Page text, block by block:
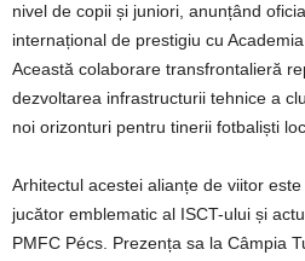
nivel de copii și juniori, anunțând
internațional de prestigiu cu
Această colaborare transfrontalieră
dezvoltarea infrastructurii tehnice a
noi orizonturi pentru tinerii fotbaliști
Arhitectul acestei alianțe de viitor
jucător emblematic al ISCT-ului și
PMFC Pécs. Prezența sa la Câmpia